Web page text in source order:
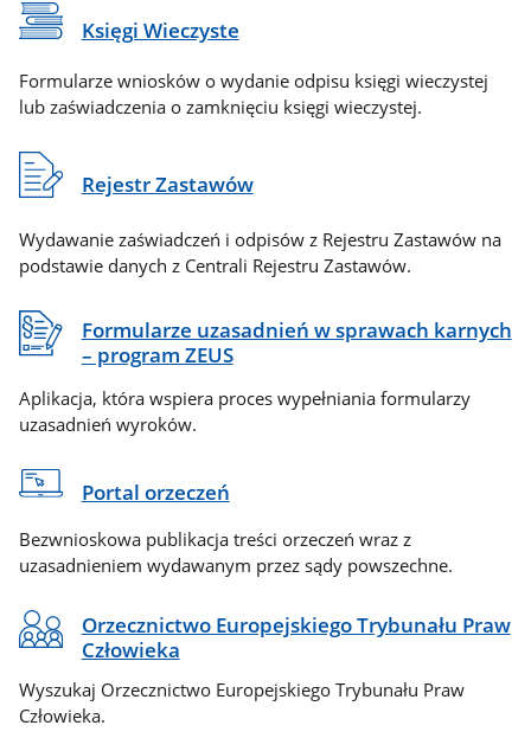
Księgi Wieczyste
Formularze wniosków o wydanie odpisu księgi wieczystej
lub zaświadczenia o zamknięciu księgi wieczystej.
Rejestr Zastawów
Wydawanie zaświadczeń i odpisów z Rejestru Zastawów na
podstawie danych z Centrali Rejestru Zastawów.
Formularze uzasadnień w sprawach karnych
– program ZEUS
Aplikacja, która wspiera proces wypełniania formularzy
uzasadnień wyroków.
Portal orzeczeń
Bezwnioskowa publikacja treści orzeczeń wraz z
uzasadnieniem wydawanym przez sądy powszechne.
Orzecznictwo Europejskiego Trybunału Praw
Człowieka
Wyszukaj Orzecznictwo Europejskiego Trybunału Praw
Człowieka.